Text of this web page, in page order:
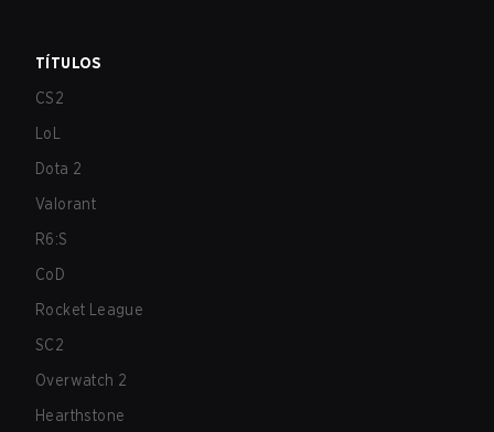
TÍTULOS
CS2
LoL
Dota 2
Valorant
R6:S
CoD
Rocket League
SC2
Overwatch 2
Hearthstone